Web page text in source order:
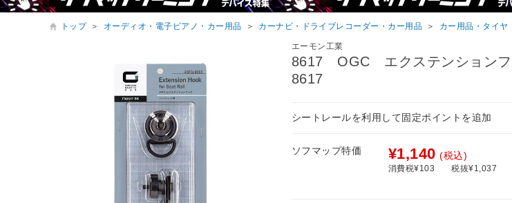
トップ ＞ オーディオ・電子ピアノ・カー用品 ＞ カーナビ・ドライブレコーダー・カー用品 ＞ カー用品・タイヤ
エーモン工業
8617 OGC エクステンション
8617
シートレールを利用して固定ポイントを追加
ソフマップ特価 ¥1,140 (税込)
消費税¥103 税抜¥1,037